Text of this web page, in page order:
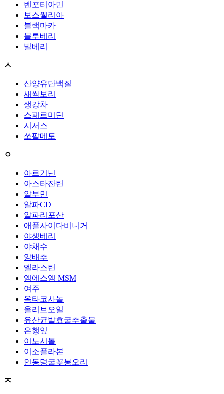
벤포티아민
보스웰리아
블랙마카
블루베리
빌베리
ㅅ
산양유단백질
새싹보리
생강차
스페르미딘
시서스
쏘팔메토
ㅇ
아르기닌
아스타잔틴
알부민
알파CD
알파리포산
애플사이다비니거
야생베리
야채수
양배추
엘라스틴
엠에스엠 MSM
여주
옥타코사놀
올리브오일
유산균발효굴추출물
은행잎
이노시톨
이소플라본
인동덩굴꽃봉오리
ㅈ